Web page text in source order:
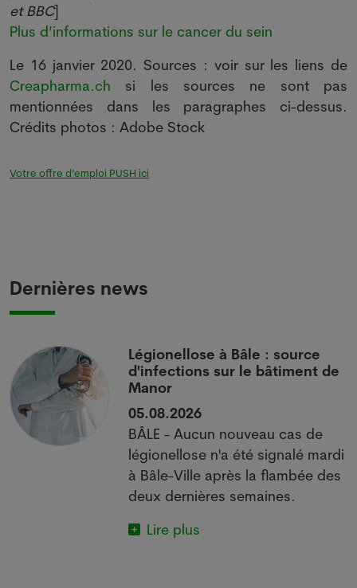
et BBC]
Plus d’informations sur le cancer du sein
Le 16 janvier 2020. Sources : voir sur les liens de
Creapharma.ch si les sources ne sont pas
mentionnées dans les paragraphes ci-dessus.
Crédits photos : Adobe Stock
Votre offre d’emploi PUSH ici
Dernières news
Légionellose à Bâle : source
d'infections sur le bâtiment de
Manor
05.08.2026
BÂLE - Aucun nouveau cas de
légionellose n'a été signalé mardi
à Bâle-Ville après la flambée des
deux dernières semaines.
Lire plus